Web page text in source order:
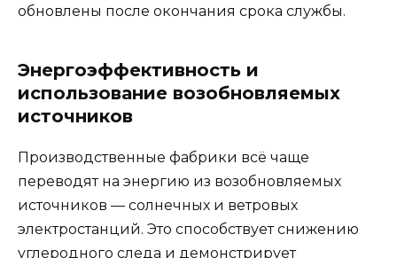
обновлены после окончания срока службы.
Энергоэффективность и
использование возобновляемых
источников
Производственные фабрики всё чаще
переводят на энергию из возобновляемых
источников — солнечных и ветровых
электростанций. Это способствует снижению
углеродного следа и демонстрирует